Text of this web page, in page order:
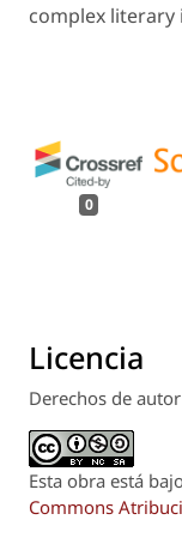
complex
0
Licencia
Derechos de
Esta obra está
Commons